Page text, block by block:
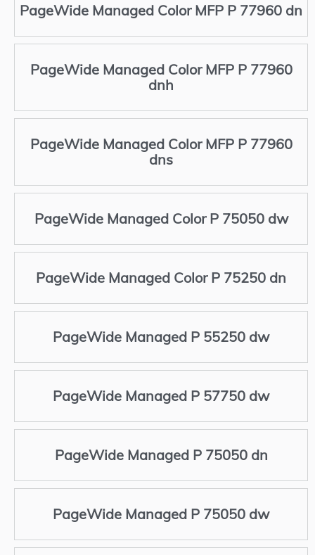
PageWide Managed Color MFP P 77960 dn
PageWide Managed Color MFP P 77960
dnh
PageWide Managed Color MFP P 77960
dns
PageWide Managed Color P 75050 dw
PageWide Managed Color P 75250 dn
PageWide Managed P 55250 dw
PageWide Managed P 57750 dw
PageWide Managed P 75050 dn
PageWide Managed P 75050 dw